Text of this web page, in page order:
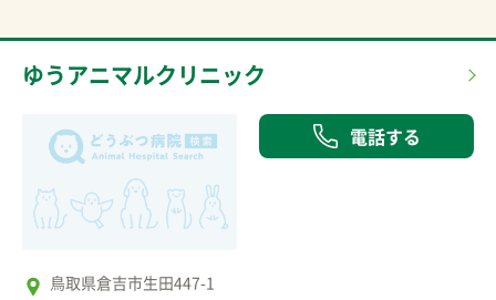
ゆうアニマルクリニック
電話する
鳥取県倉吉市生田447-1